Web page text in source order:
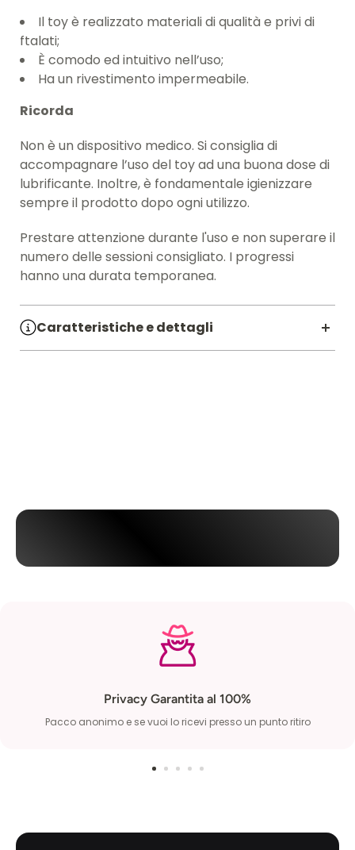
Il toy è realizzato materiali di qualità e privi di
ftalati;
È comodo ed intuitivo nell’uso;
Ha un rivestimento impermeabile.
Ricorda
Non è un dispositivo medico. Si consiglia di
accompagnare l’uso del toy ad una buona dose di
lubrificante. Inoltre, è fondamentale igienizzare
sempre il prodotto dopo ogni utilizzo.
Prestare attenzione durante l'uso e non superare il
numero delle sessioni consigliato. I progressi
hanno una durata temporanea.
Caratteristiche e dettagli
Privacy Garantita al 100%
Pacco anonimo e se vuoi lo ricevi presso un punto ritiro